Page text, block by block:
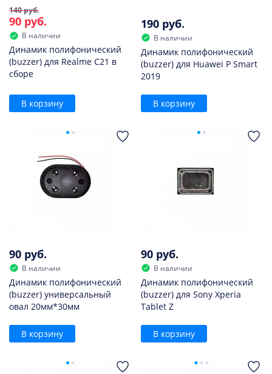
140 руб.
90 руб.
В наличии
Динамик полифонический
(buzzer) для Realme C21 в
сборе
В корзину
190 руб.
В наличии
Динамик полифонический
(buzzer) для Huawei P Smart
2019
В корзину
90 руб.
В наличии
Динамик полифонический
(buzzer) универсальный
овал 20мм*30мм
В корзину
90 руб.
В наличии
Динамик полифонический
(buzzer) для Sony Xperia
Tablet Z
В корзину